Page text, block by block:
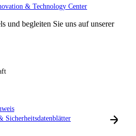
& Technology Center
und begleiten Sie uns auf unserer
Sicherheitsdatenblätter